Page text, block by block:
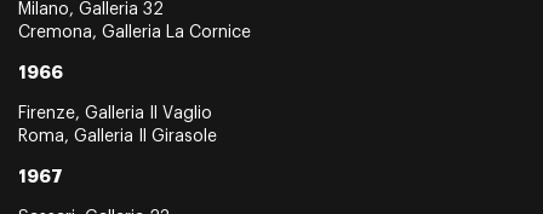
Milano, Galleria 32
Cremona, Galleria La Cornice
1966
Firenze, Galleria Il Vaglio
Roma, Galleria Il Girasole
1967